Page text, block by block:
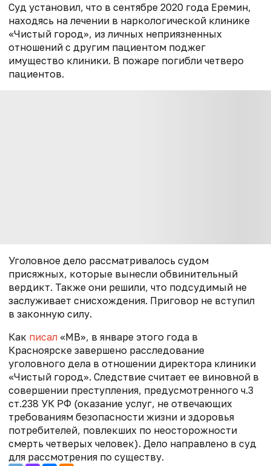
Суд установил, что в сентябре 2020 года Еремин,
находясь на лечении в наркологической клинике
«Чистый город», из личных неприязненных
отношений с другим пациентом поджег
имущество клиники. В пожаре погибли четверо
пациентов.
Уголовное дело рассматривалось судом
присяжных, которые вынесли обвинительный
вердикт. Также они решили, что подсудимый не
заслуживает снисхождения. Приговор не вступил
в законную силу.
Как писал «МВ», в январе этого года в
Красноярске завершено расследование
уголовного дела в отношении директора клиники
«Чистый город». Следствие считает ее виновной в
совершении преступления, предусмотренного ч.3
ст.238 УК РФ (оказание услуг, не отвечающих
требованиям безопасности жизни и здоровья
потребителей, повлекших по неосторожности
смерть четверых человек). Дело направлено в суд
для рассмотрения по существу.